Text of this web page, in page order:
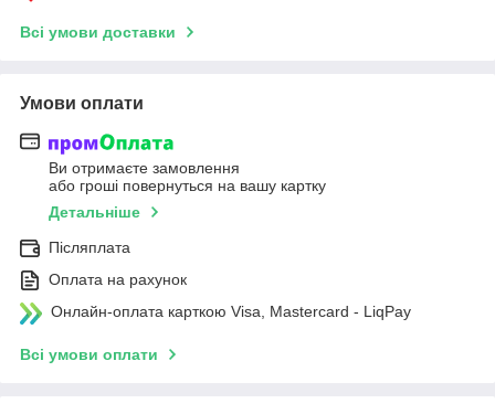
Всі умови доставки
Умови оплати
Ви отримаєте замовлення
або гроші повернуться на вашу картку
Детальніше
Післяплата
Оплата на рахунок
Онлайн-оплата карткою Visa, Mastercard - LiqPay
Всі умови оплати